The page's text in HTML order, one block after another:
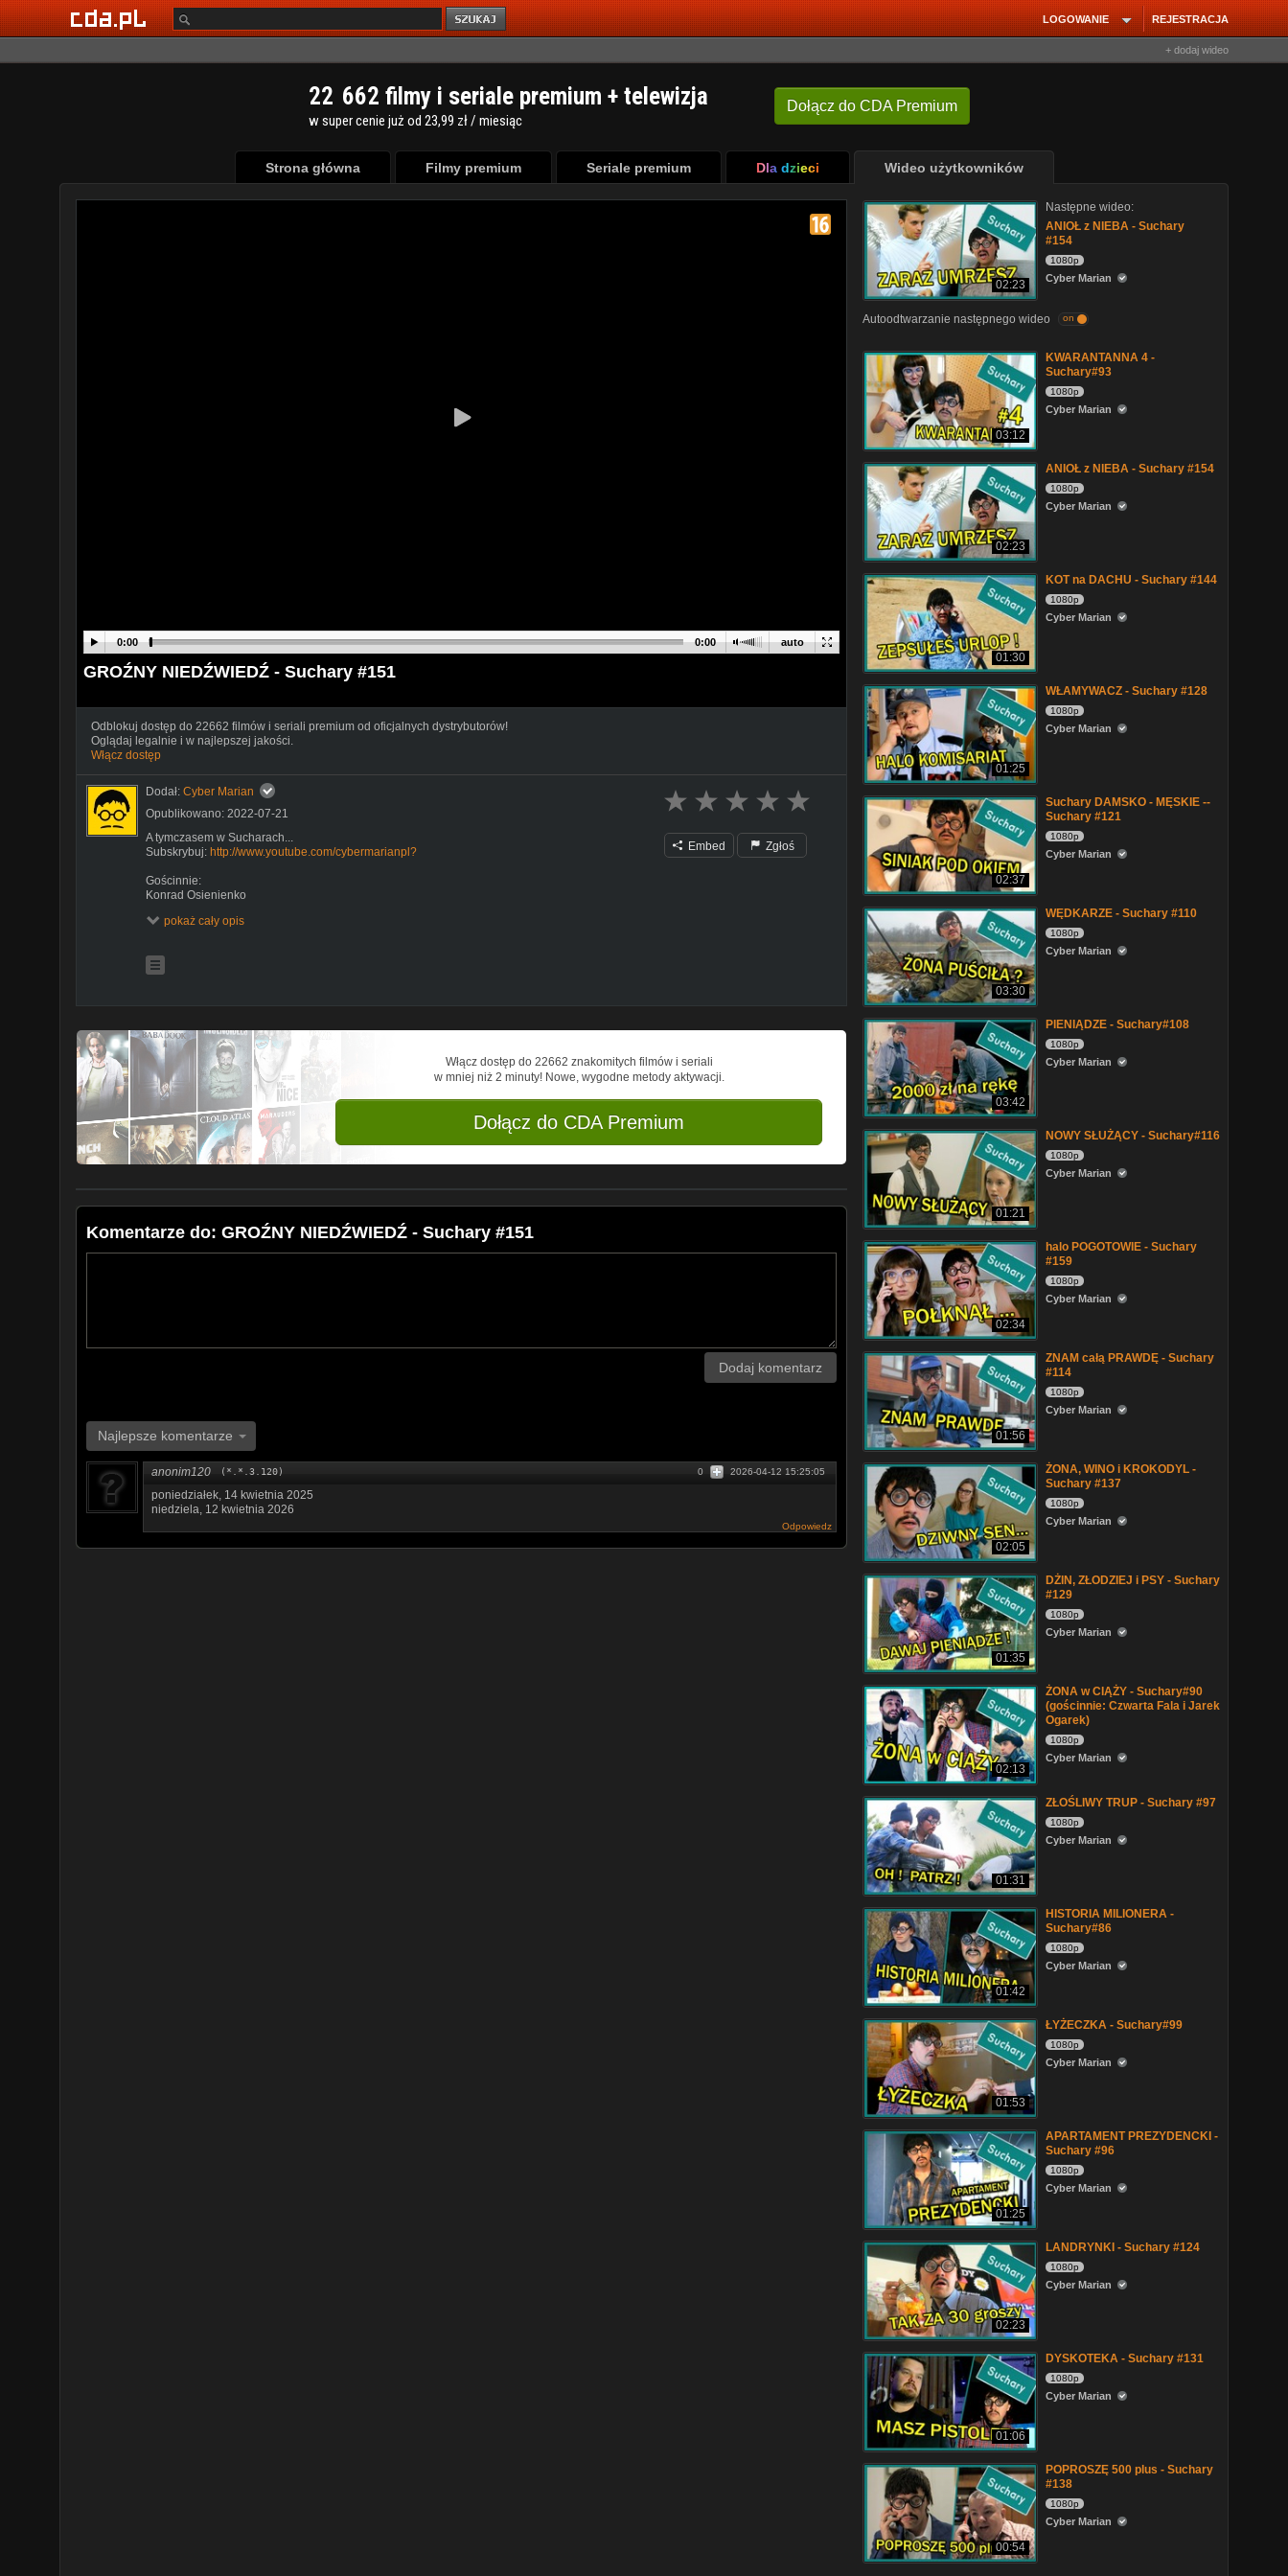
REJESTRACJA
LOGOWANIE
+ dodaj wideo
Dołącz do CDA Premium
22 662 filmy i seriale premium + telewizja
w super cenie już od 23,99 zł / miesiąc
Strona główna Filmy premium Seriale premium Dla dzieci Wideo użytkowników
auto
0:00 0:00
GROŹNY NIEDŹWIEDŹ - Suchary #151
Odblokuj dostęp do 22662 filmów i seriali premium od oficjalnych dystrybutorów!
Oglądaj legalnie i w najlepszej jakości.
Włącz dostęp
Dodał: Cyber Marian
Opublikowano: 2022-07-21
A tymczasem w Sucharach...
Subskrybuj: http://www.youtube.com/cybermarianpl?
Gościnnie:
Konrad Osienienko
Zimowe ujęcia: Miłosz Domoń
MUZYKA:
Cyber Gały i koszulki:http://www.cybermarian.pl
Posłuchaj Cyber Muzy w następujących serwisach:
Spotify:
https://spoti.fi/2Kz4RDz
Tidal:
https://bit.ly/2QM2jWd
Deezer:https://bit.ly/2vMmGtl
Apple Music:https://apple.co/2MufY2z
iTunes:https://apple.co/2OirkY0
Napster:https://bit.ly/2Or0dtT
Amazon:https://amzn.to/2MlcWRa
pokaż cały opis
Embed Zgłoś
Włącz dostęp do 22662 znakomitych filmów i seriali
w mniej niż 2 minuty! Nowe, wygodne metody aktywacji.
Dołącz do CDA Premium
Komentarze do: GROŹNY NIEDŹWIEDŹ - Suchary #151
Dodaj komentarz
Najlepsze komentarze
anonim120 (*.*.3.120) 2026-04-12 15:25:05
0
poniedziałek, 14 kwietnia 2025
niedziela, 12 kwietnia 2026
Odpowiedz
02:23
Następne wideo:
ANIOŁ z NIEBA - Suchary
#154
1080p
Cyber Marian
Autoodtwarzanie następnego wideo on
03:12
KWARANTANNA 4 -
Suchary#93
1080p
Cyber Marian
02:23
ANIOŁ z NIEBA - Suchary #154
1080p
Cyber Marian
01:30
KOT na DACHU - Suchary #144
1080p
Cyber Marian
01:25
WŁAMYWACZ - Suchary #128
1080p
Cyber Marian
02:37
Suchary DAMSKO - MĘSKIE --
Suchary #121
1080p
Cyber Marian
03:30
WĘDKARZE - Suchary #110
1080p
Cyber Marian
03:42
PIENIĄDZE - Suchary#108
1080p
Cyber Marian
01:21
NOWY SŁUŻĄCY - Suchary#116
1080p
Cyber Marian
02:34
halo POGOTOWIE - Suchary
#159
1080p
Cyber Marian
01:56
ZNAM całą PRAWDĘ - Suchary
#114
1080p
Cyber Marian
02:05
ŻONA, WINO i KROKODYL -
Suchary #137
1080p
Cyber Marian
01:35
DŻIN, ZŁODZIEJ i PSY - Suchary
#129
1080p
Cyber Marian
02:13
ŻONA w CIĄŻY - Suchary#90
(gościnnie: Czwarta Fala i Jarek
Ogarek)
1080p
Cyber Marian
01:31
ZŁOŚLIWY TRUP - Suchary #97
1080p
Cyber Marian
01:42
HISTORIA MILIONERA -
Suchary#86
1080p
Cyber Marian
01:53
ŁYŻECZKA - Suchary#99
1080p
Cyber Marian
01:25
APARTAMENT PREZYDENCKI -
Suchary #96
1080p
Cyber Marian
02:23
LANDRYNKI - Suchary #124
1080p
Cyber Marian
01:06
DYSKOTEKA - Suchary #131
1080p
Cyber Marian
00:54
POPROSZĘ 500 plus - Suchary
#138
1080p
Cyber Marian